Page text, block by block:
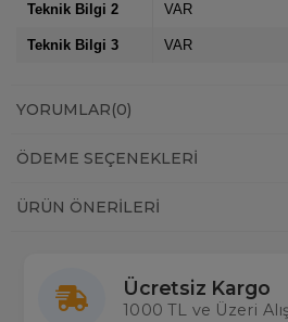
Teknik Bilgi 2 VAR
Teknik Bilgi 3 VAR
YORUMLAR(0)
ÖDEME SEÇENEKLERI
ÜRÜN ÖNERILERI
Ücretsiz Kargo
1000 TL ve Üzeri